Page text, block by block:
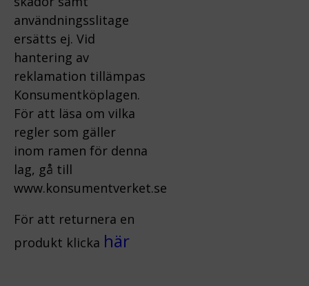
användningsslitage
ersätts ej. Vid
hantering av
reklamation tillämpas
Konsumentköplagen.
För att läsa om vilka
regler som gäller
inom ramen för denna
lag, gå till
www.konsumentverket.se
För att returnera en
produkt klicka här